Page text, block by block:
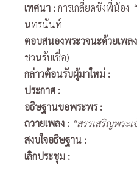
เทศนา :การเกลี่ยดชังพี่น้อง
นทรนันท์
ตอบสนองพระวจนะด้วยเพลง
ชวนรับเชื่อ)
กล่าวต้อนรับผู้มาใหม่ :
ประกาศ :
อธิษฐานขอพระพร:
ถวายเพลง : “สรรเสริญพระ
สงบใจอธิษฐาน :
เลิกประชุม :